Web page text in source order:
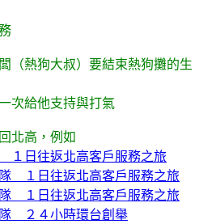
（熱狗大叔）要結束熱狗攤的生
次給他支持與打氣
北高，例如
日往返北高客戶服務之旅
１日往返北高客戶服務之旅
１日往返北高客戶服務之旅
２４小時環台創舉